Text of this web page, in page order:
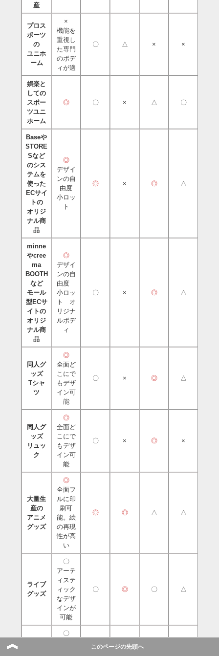
産
プロス
ポーツ
の
ユニホ
ーム
×
機能を
重視し
た専門
のボデ
ィが適
〇 △ × ×
娯楽と
しての
スポー
ツユニ
ホーム
◎ 〇 × △ 〇
Baseや
STORE
Sなど
のシス
テムを
使った
ECサイ
トの
オリジ
ナル商
品
◎
デザイ
ンの自
由度
小ロッ
ト
◎ × ◎ △
minne
やcree
ma
BOOTH
など
モール
型ECサ
イトの
オリジ
ナル商
品
◎
デザイ
ンの自
由度
小ロッ
ト オ
リジナ
ルボデ
ィ
〇 × ◎ △
同人グ
ッズ
Tシャ
ツ
◎
全面ど
こにで
もデザ
イン可
能
〇 × ◎ △
同人グ
ッズ
リュッ
ク
◎
全面ど
こにで
もデザ
イン可
能
〇 × ◎ ×
大量生
産の
アニメ
グッズ
◎
全面フ
ルに印
刷可
能。絵
の再現
性が高
い
◎ ◎ △ △
ライブ
グッズ
〇
アーテ
ィステ
ィック
なデザ
インが
可能
〇 ◎ 〇 △
〇
このページの先頭へ